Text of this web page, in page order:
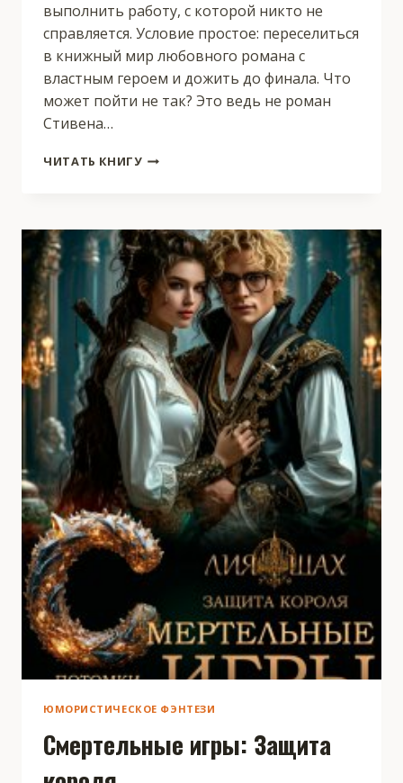
выполнить работу, с которой никто не
справляется. Условие простое: переселиться
в книжный мир любовного романа с
властным героем и дожить до финала. Что
может пойти не так? Это ведь не роман
Стивена…
ЧИТАТЬ КНИГУHAPPY
ЮМОРИСТИЧЕСКОЕ ФЭНТЕЗИ
Смертельные игры: Защита